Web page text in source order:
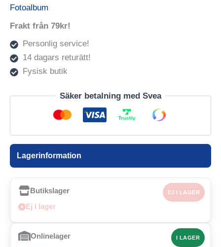
10X15
mängd
Fotoalbum
Frakt från 79kr!
Personlig service!
14 dagars returätt!
Fysisk butik
Säker betalning med Svea
Lagerinformation
Butikslager EJ I LAGER
Ej i lager
Onlinelager I LAGER